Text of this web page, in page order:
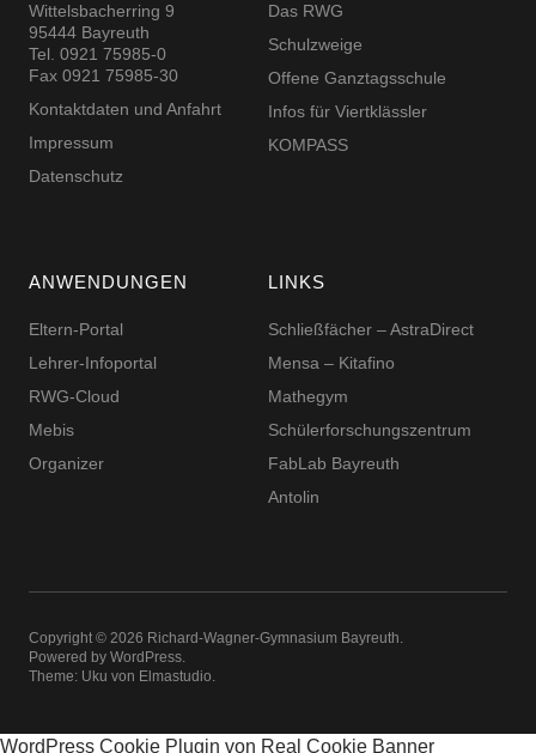
Wittelsbacherring 9
95444 Bayreuth
Tel. 0921 75985-0
Fax 0921 75985-30
Kontaktdaten und Anfahrt
Impressum
Datenschutz
Das RWG
Schulzweige
Offene Ganztagsschule
Infos für Viertklässler
KOMPASS
ANWENDUNGEN
Eltern-Portal
Lehrer-Infoportal
RWG-Cloud
Mebis
Organizer
LINKS
Schließfächer – AstraDirect
Mensa – Kitafino
Mathegym
Schüler­for­schungs­zentrum
FabLab Bayreuth
Antolin
Copyright © 2026 Richard-​​Wagner-​​Gymnasium Bayreuth
Powered by WordPress
Theme: Uku von Elmastudio
WordPress Cookie Plugin von Real Cookie Banner